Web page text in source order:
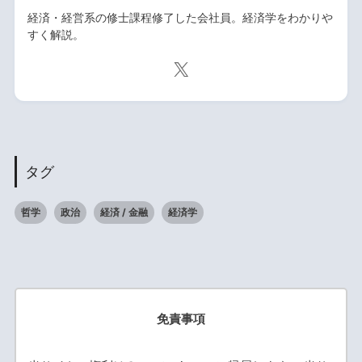
経済・経営系の修士課程修了した会社員。経済学をわかりや
すく解説。
タグ
哲学 政治 経済 / 金融 経済学
免責事項